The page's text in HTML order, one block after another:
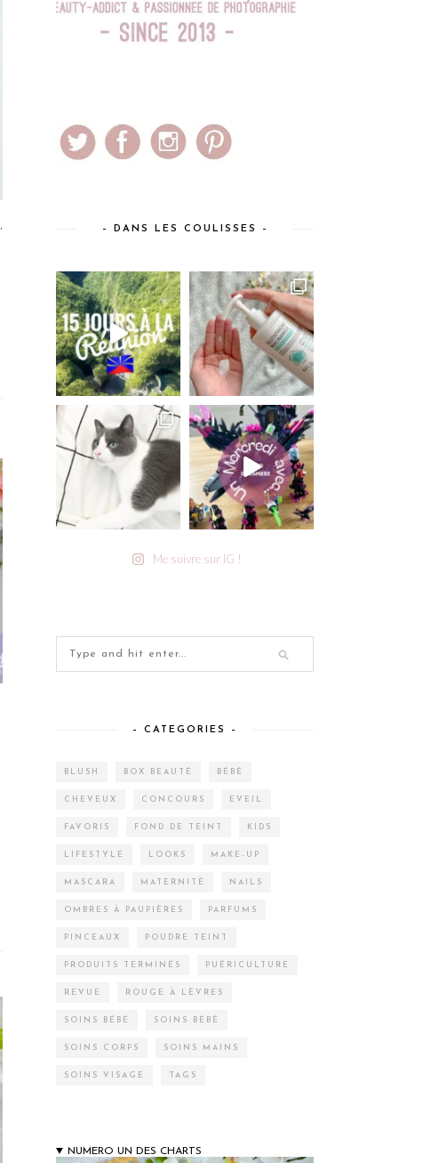
– DANS LES COULISSES –
Me suivre sur IG !
– CATEGORIES –
BLUSH BOX BEAUTÉ BÉBÉ
CHEVEUX CONCOURS EVEIL
FAVORIS FOND DE TEINT KIDS
LIFESTYLE LOOKS MAKE-UP
MASCARA MATERNITÉ NAILS
OMBRES À PAUPIÈRES PARFUMS
PINCEAUX POUDRE TEINT
PRODUITS TERMINÉS PUÉRICULTURE
REVUE ROUGE À LÈVRES
SOINS BÉBÉ SOINS BÉBÉ
SOINS CORPS SOINS MAINS
SOINS VISAGE TAGS
NUMERO UN DES CHARTS